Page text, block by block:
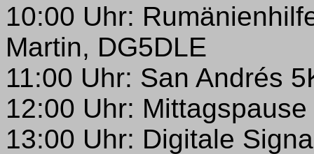
10:00 Uhr:
Martin, DG5DLE
11:00 Uhr: San Andrés
12:00 Uhr: Mittagspause
13:00 Uhr: Digitale